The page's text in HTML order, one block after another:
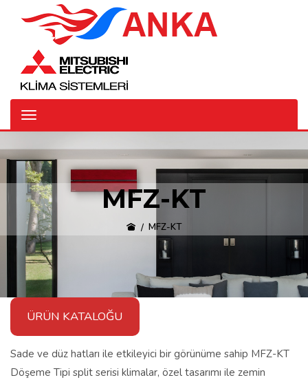
MFZ-KT
MFZ-KT
ÜRÜN KATALOĞU
Sade ve düz hatları ile etkileyici bir görünüme sahip MFZ-KT
Döşeme Tipi split serisi klimalar, özel tasarımı ile zemin